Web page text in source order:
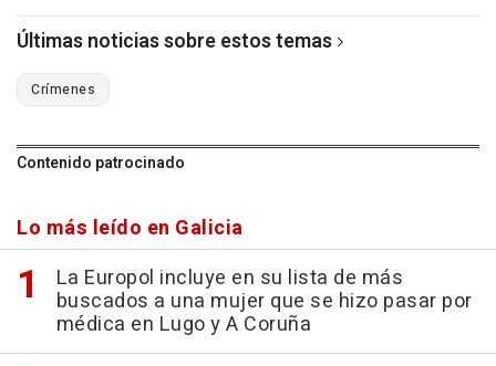
Últimas noticias sobre estos temas
Crímenes
Contenido patrocinado
Lo más leído en Galicia
La Europol incluye en su lista de más
buscados a una mujer que se hizo pasar por
médica en Lugo y A Coruña